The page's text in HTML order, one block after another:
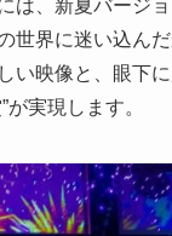
は、新夏バージ
界に迷い込んだ
い映像と、眼下
実現します。